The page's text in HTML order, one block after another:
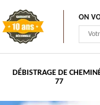
ON
DÉBISTRAGE DE
77